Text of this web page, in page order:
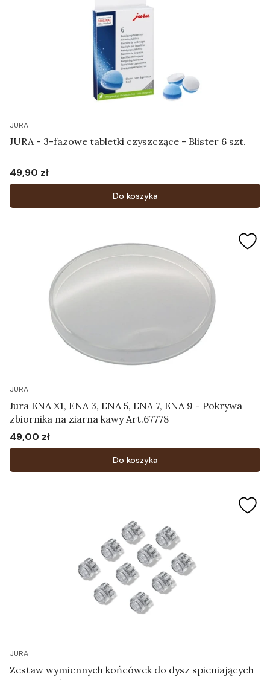
JURA
JURA - 3-fazowe tabletki czyszczące - Blister 6 szt.
Cena
49,90 zł
Do koszyka
JURA
Jura ENA X1, ENA 3, ENA 5, ENA 7, ENA 9 - Pokrywa
zbiornika na ziarna kawy Art.67778
Cena
49,00 zł
Do koszyka
JURA
Zestaw wymiennych końcówek do dysz spieniających